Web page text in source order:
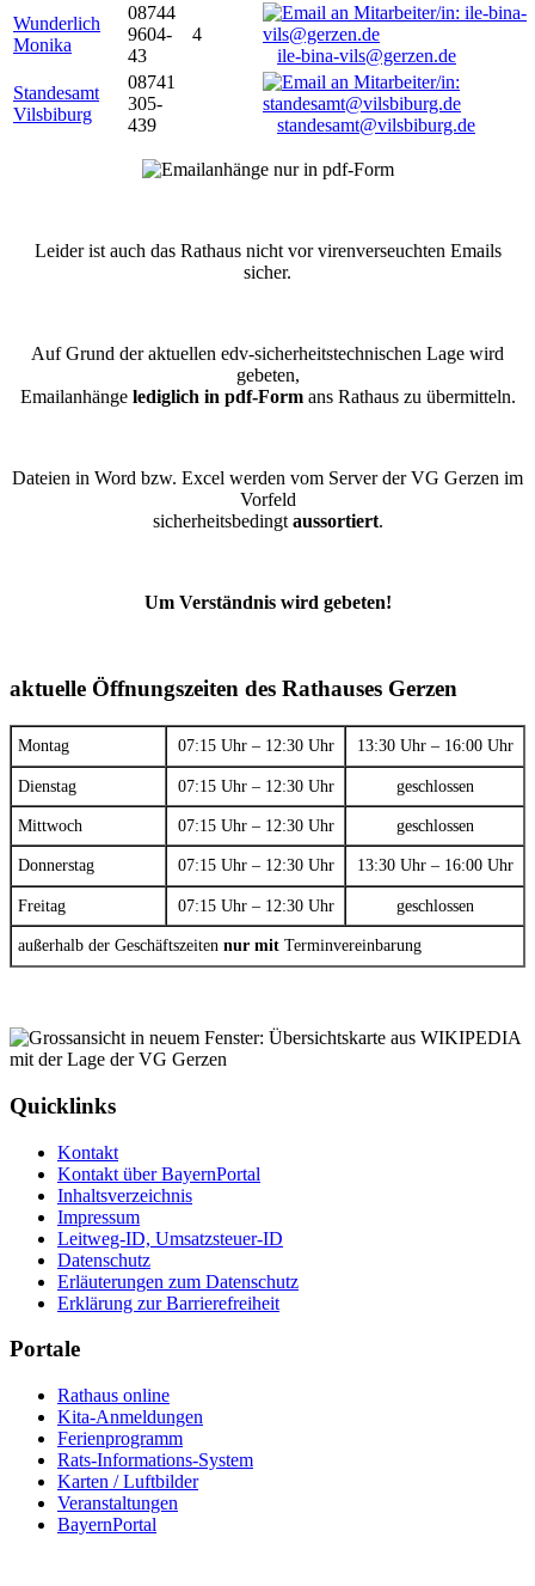
Wunderlich
Monika
08744
9604-
43
4
ile-bina-vils@gerzen.de
Standesamt
Vilsbiburg
08741
305-
439
standesamt@vilsbiburg.de
Leider ist auch das Rathaus nicht vor virenverseuchten Emails
sicher.
Auf Grund der aktuellen edv-sicherheitstechnischen Lage wird
gebeten,
Emailanhänge lediglich in pdf-Formans Rathaus zu übermitteln.
Dateien in Word bzw. Excel werden vom Server der VG Gerzen im
Vorfeld
sicherheitsbedingt aussortiert.
Um Verständnis wird gebeten!
aktuelle Öffnungszeiten des Rathauses Gerzen
Montag 07:15 Uhr – 12:30 Uhr 13:30 Uhr – 16:00 Uhr
Dienstag 07:15 Uhr – 12:30 Uhr geschlossen
Mittwoch 07:15 Uhr – 12:30 Uhr geschlossen
Donnerstag 07:15 Uhr – 12:30 Uhr 13:30 Uhr – 16:00 Uhr
Freitag 07:15 Uhr – 12:30 Uhr geschlossen
außerhalb der Geschäftszeiten nur mit Terminvereinbarung
Quicklinks
Kontakt
Kontakt über BayernPortal
Inhaltsverzeichnis
Impressum
Leitweg-ID, Umsatzsteuer-ID
Datenschutz
Erläuterungen zum Datenschutz
Erklärung zur Barrierefreiheit
Portale
Rathaus online
Kita-Anmeldungen
Ferienprogramm
Rats-Informations-System
Karten / Luftbilder
Veranstaltungen
BayernPortal